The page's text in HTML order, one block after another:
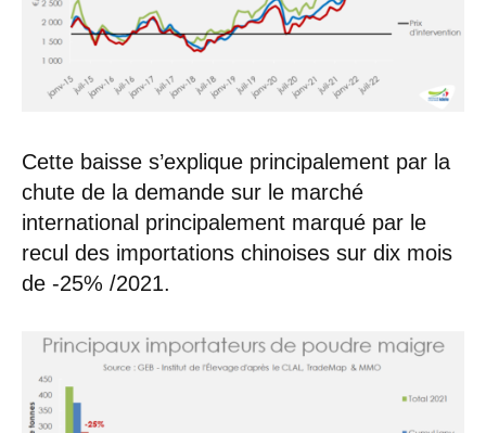
Cette baisse s’explique principalement par la
chute de la demande sur le marché
international principalement marqué par le
recul des importations chinoises sur dix mois
de -25% /2021.